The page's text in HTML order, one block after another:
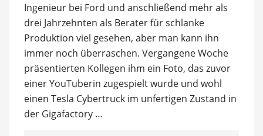
Ingenieur bei Ford und anschließend mehr als
drei Jahrzehnten als Berater für schlanke
Produktion viel gesehen, aber man kann ihn
immer noch überraschen. Vergangene Woche
präsentierten Kollegen ihm ein Foto, das zuvor
einer YouTuberin zugespielt wurde und wohl
einen Tesla Cybertruck im unfertigen Zustand in
der Gigafactory …